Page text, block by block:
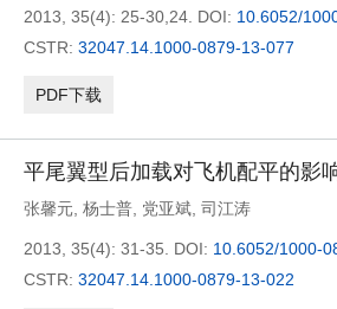
2013, 35(4): 25-30,24. DOI: 10.6052/
CSTR: 32047.14.1000-0879-13-077
PDF下载
平尾翼型后加载对飞机配平的影
张馨元 杨士普 党亚斌 司江涛
2013, 35(4): 31-35. DOI: 10.6052/1000-
CSTR: 32047.14.1000-0879-13-022